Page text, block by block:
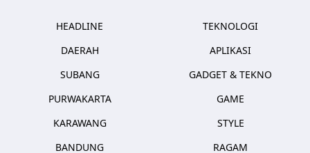
HEADLINE
DAERAH
SUBANG
PURWAKARTA
KARAWANG
BANDUNG
TEKNOLOGI
APLIKASI
GADGET & TEKNO
GAME
STYLE
RAGAM